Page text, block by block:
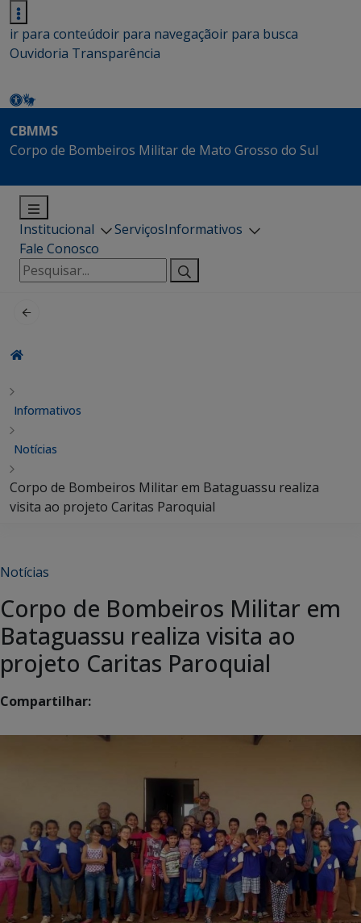
ir para conteúdoir para navegaçãoir para busca
Ouvidoria Transparência
CBMMS
Corpo de Bombeiros Militar de Mato Grosso do Sul
Institucional ServiçosInformativos
Fale Conosco
Pesquisar
por:
Informativos
Notícias
Corpo de Bombeiros Militar em Bataguassu realiza
visita ao projeto Caritas Paroquial
Notícias
Corpo de Bombeiros Militar em
Bataguassu realiza visita ao
projeto Caritas Paroquial
Compartilhar: